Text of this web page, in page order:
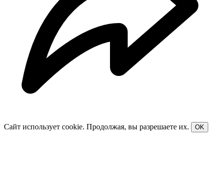
Сайт использует cookie. Продолжая, вы разрешаете их. OK